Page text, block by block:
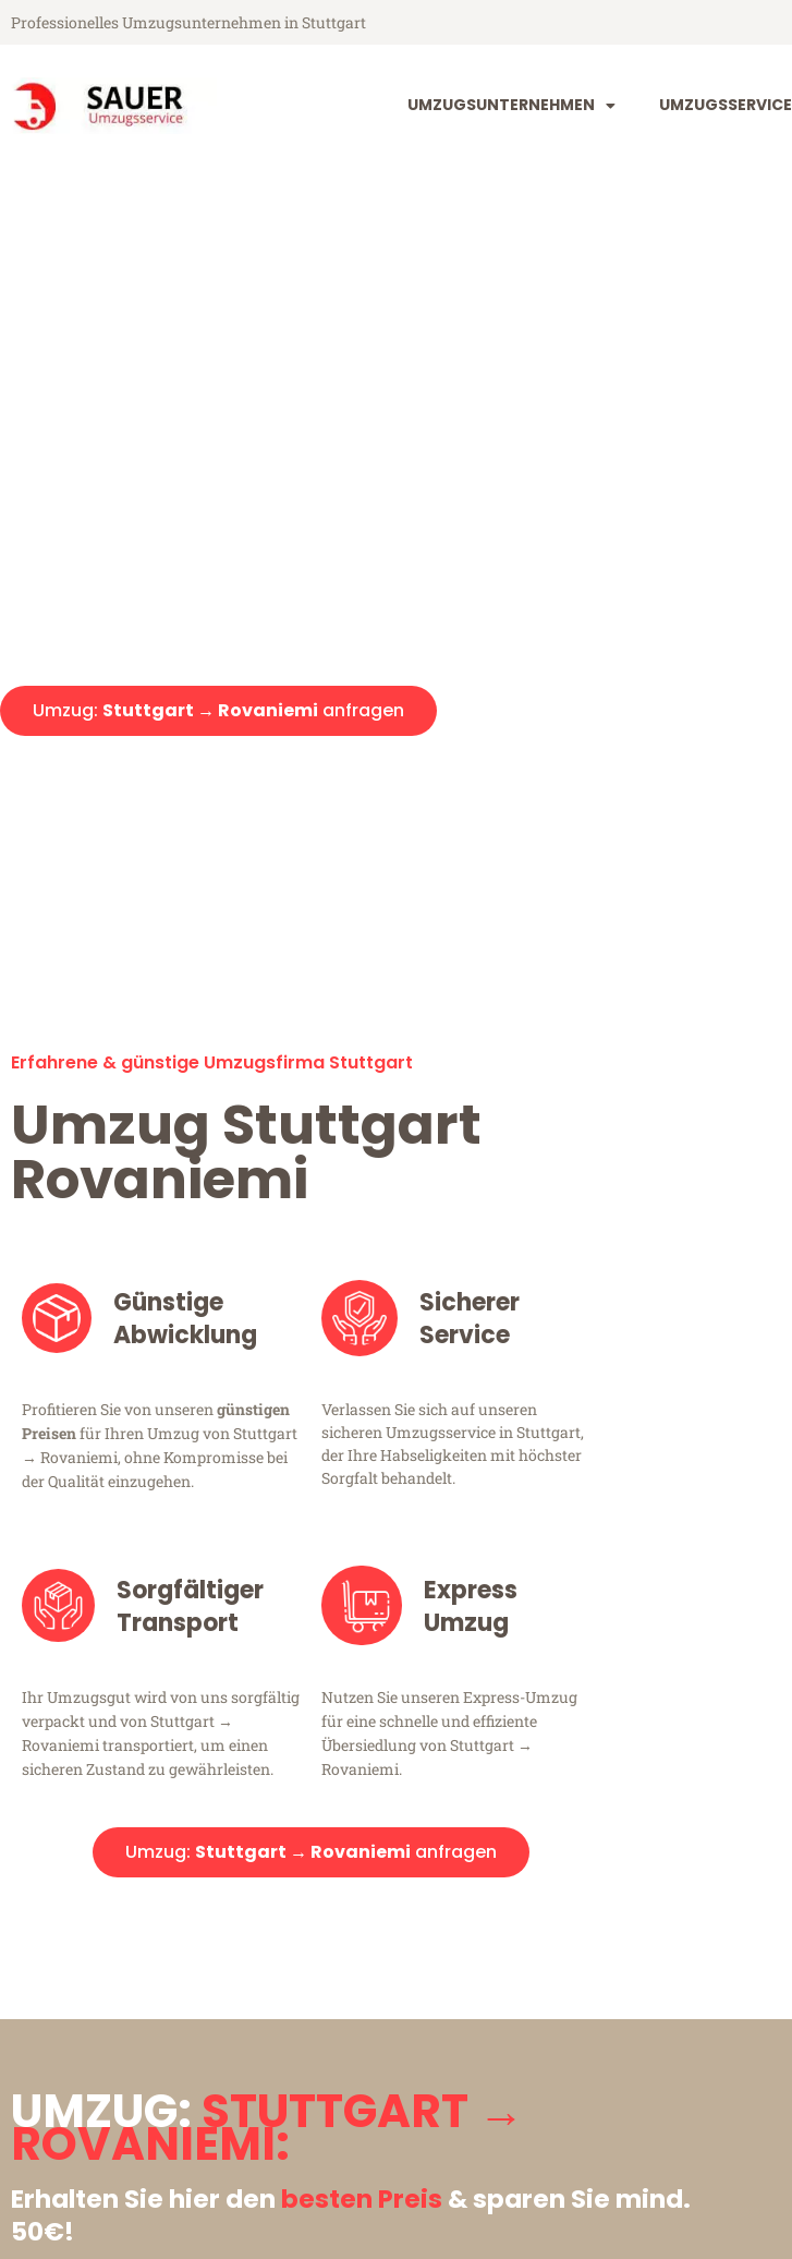
Professionelles Umzugsunternehmen in Stuttgart
UMZUGSUNTERNEHMEN UMZUGSSERVICE
Umzug: Stuttgart → Rovaniemi anfragen
Erfahrene & günstige Umzugsfirma Stuttgart
Umzug Stuttgart
Rovaniemi
Günstige
Abwicklung
Profitieren Sie von unserengünstigen
Preisenfür Ihren Umzug von Stuttgart
→ Rovaniemi, ohne Kompromisse bei
der Qualität einzugehen.
Sicherer
Service
Verlassen Sie sich auf unseren
sicheren Umzugsservice in Stuttgart,
der Ihre Habseligkeiten mit höchster
Sorgfalt behandelt.
Sorgfältiger
Transport
Ihr Umzugsgut wird von uns sorgfältig
verpackt und von Stuttgart →
Rovaniemi transportiert, um einen
sicheren Zustand zu gewährleisten.
Express
Umzug
Nutzen Sie unseren Express-Umzug
für eine schnelle und effiziente
Übersiedlung von Stuttgart →
Rovaniemi.
Umzug: Stuttgart → Rovaniemi anfragen
UMZUG:STUTTGART →
ROVANIEMI:
Erhalten Sie hier den besten Preis & sparen Sie mind.
50€!